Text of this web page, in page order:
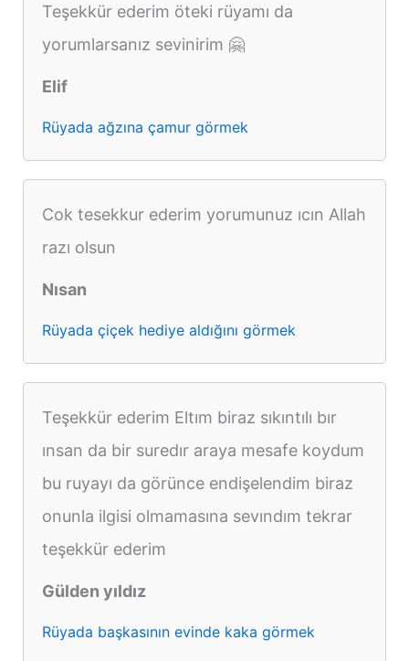
Teşekkür ederim öteki rüyamı da
yorumlarsanız sevinirim 🤗
Elif
Rüyada ağzına çamur görmek
Cok tesekkur ederim yorumunuz ıcın Allah
razı olsun
Nısan
Rüyada çiçek hediye aldığını görmek
Teşekkür ederim Eltım biraz sıkıntılı bır
ınsan da bir suredır araya mesafe koydum
bu ruyayı da görünce endişelendim biraz
onunla ilgisi olmamasına sevındım tekrar
teşekkür ederim
Gülden yıldız
Rüyada başkasının evinde kaka görmek